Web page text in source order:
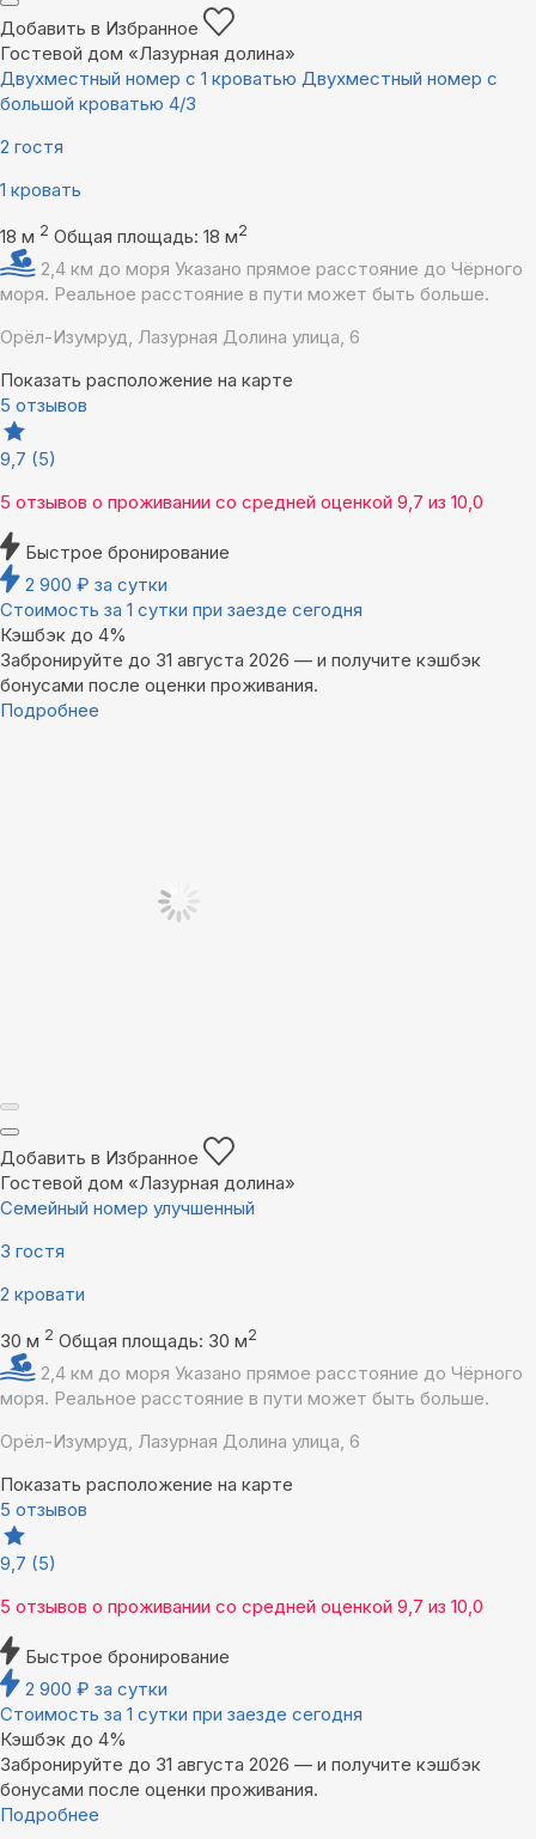
Добавить в Избранное
Гостевой дом «Лазурная долина»
Двухместный номер с 1 кроватью Двухместный номер с
большой кроватью 4/3
2 гостя
1 кровать
18 м 2 Общая площадь: 18 м2
2,4 км до моря Указано прямое расстояние до Чёрного
моря. Реальное расстояние в пути может быть больше.
Орёл-Изумруд, Лазурная Долина улица, 6
Показать расположение на карте
5 отзывов
9,7 (5)
5 отзывов о проживании со средней оценкой 9,7 из 10,0
Быстрое бронирование
2 900 ₽ за сутки
Стоимость за 1 сутки при заезде сегодня
Кэшбэк до 4%
Забронируйте до 31 августа 2026 — и получите кэшбэк
бонусами после оценки проживания.
Подробнее
Добавить в Избранное
Гостевой дом «Лазурная долина»
Семейный номер улучшенный
3 гостя
2 кровати
30 м 2 Общая площадь: 30 м2
2,4 км до моря Указано прямое расстояние до Чёрного
моря. Реальное расстояние в пути может быть больше.
Орёл-Изумруд, Лазурная Долина улица, 6
Показать расположение на карте
5 отзывов
9,7 (5)
5 отзывов о проживании со средней оценкой 9,7 из 10,0
Быстрое бронирование
2 900 ₽ за сутки
Стоимость за 1 сутки при заезде сегодня
Кэшбэк до 4%
Забронируйте до 31 августа 2026 — и получите кэшбэк
бонусами после оценки проживания.
Подробнее